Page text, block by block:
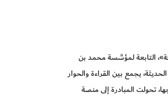
معرفة»، التابعة لمؤسَّسة محمد بن
يجمع بين القراءة والحوار
تحولت المبادرة إلى منصة